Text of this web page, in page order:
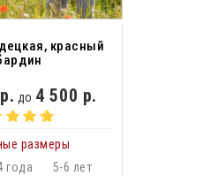
красный
до 4 500 р.
размеры
года
5-6 лет